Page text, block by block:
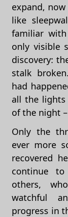
expand,
like
familiar
only visible
discovery:
stalk
had
all the lights
of the night
Only the
ever more
recovered
continue
others,
watchful
progress in